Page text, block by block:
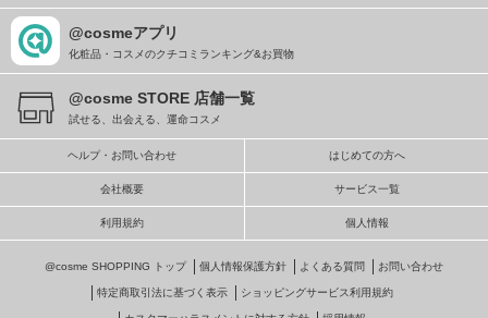
@cosmeアプリ
化粧品・コスメのクチコミランキング&お買物
@cosme STORE 店舗一覧
試せる、出会える、運命コスメ
ヘルプ・お問い合わせ はじめての方へ
会社概要 サービス一覧
利用規約 個人情報
@cosme SHOPPING トップ 個人情報保護方針 よくある質問 お問い合わせ
特定商取引法に基づく表示 ショッピングサービス利用規約